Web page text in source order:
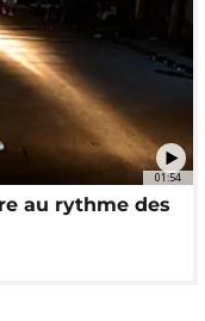
01:54
au rythme des